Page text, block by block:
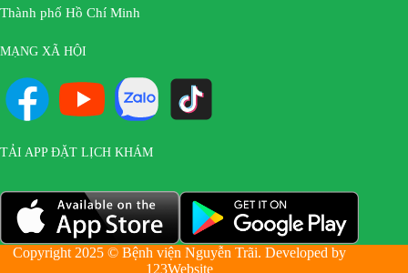
Thành phố Hồ Chí Minh
MẠNG XÃ HỘI
TẢI APP ĐẶT LỊCH KHÁM
Copyright 2025 © Bệnh viện Nguyễn Trãi. Developed by
123Website